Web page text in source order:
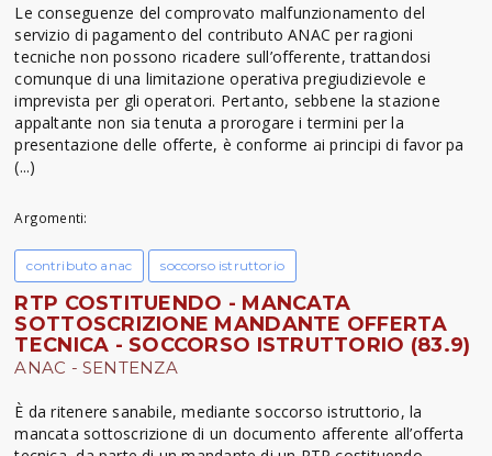
Le conseguenze del comprovato malfunzionamento del
servizio di pagamento del contributo ANAC per ragioni
tecniche non possono ricadere sull’offerente, trattandosi
comunque di una limitazione operativa pregiudizievole e
imprevista per gli operatori. Pertanto, sebbene la stazione
appaltante non sia tenuta a prorogare i termini per la
presentazione delle offerte, è conforme ai principi di favor pa
(...)
Argomenti:
contributo anac soccorso istruttorio
RTP COSTITUENDO - MANCATA
SOTTOSCRIZIONE MANDANTE OFFERTA
TECNICA - SOCCORSO ISTRUTTORIO (83.9)
ANAC - SENTENZA
È da ritenere sanabile, mediante soccorso istruttorio, la
mancata sottoscrizione di un documento afferente all’offerta